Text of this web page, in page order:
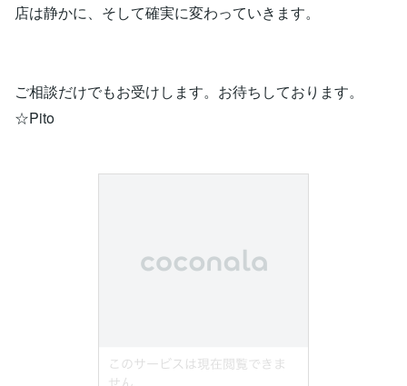
店は静かに、そして確実に変わっていきます。
ご相談だけでもお受けします。お待ちしております。
☆Pito